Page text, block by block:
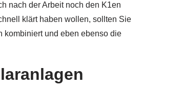
nach der Arbeit noch den K1en
klärt haben wollen, sollten Sie
kombiniert und eben ebenso die